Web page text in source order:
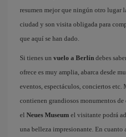
resumen mejor que ningún otro
ciudad y son visita obligada para
que aquí se han dado.
Si tienes un vuelo a Berlín debes
ofrece es muy amplia, abarca desde
eventos, espectáculos, conciertos etc.
contienen grandiosos monumentos
el Neues Museum el visitante podrá
una belleza impresionante. En cuanto